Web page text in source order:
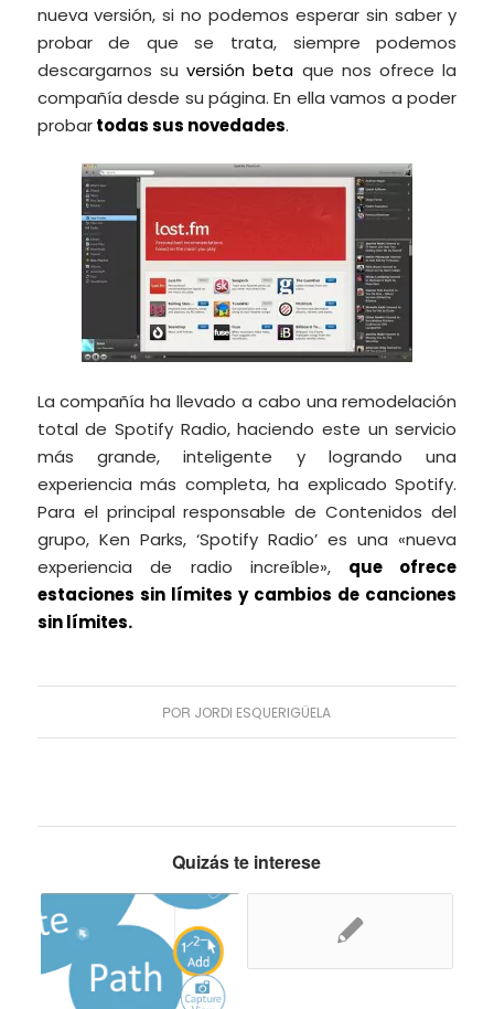
nueva versión, si no podemos esperar sin saber y
probar de que se trata, siempre podemos
descargarnos su versión beta que nos ofrece la
compañía desde su página. En ella vamos a poder
probartodas sus novedades.
La compañía ha llevado a cabo una remodelación
total de Spotify Radio, haciendo este un servicio
más grande, inteligente y logrando una
experiencia más completa, ha explicado Spotify.
Para el principal responsable de Contenidos del
grupo, Ken Parks, ‘Spotify Radio’ es una «nueva
experiencia de radio increíble», que ofrece
estaciones sin límites y cambios de canciones
sin límites.
POR JORDI ESQUERIGÜELA
Quizás te interese